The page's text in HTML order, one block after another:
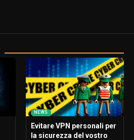
NEWS
Evitare VPN personali per
la sicurezza del vostro